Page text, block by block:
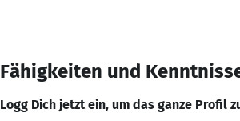
Fähigkeiten und
Logg Dich jetzt ein, um das ganze Profil